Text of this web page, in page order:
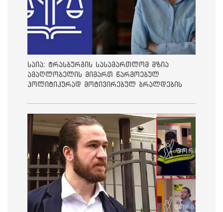
საია: ტრასბურგის სასამართლომ მზია
ამაღლობელის მიმართ წარმოებულ
პოლიტიკურად მოტივირებულ ბრალდების